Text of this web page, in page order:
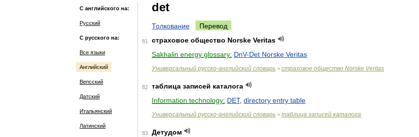
С английского на:
Русский
С русского на:
Все языки
Английский
Вепсский
Датский
Итальянский
Латинский
det
Толкование Перевод
81 страховое общество Norske Veritas
Sakhalin energy glossary: DnV-Det Norske Veritas
Универсальный русско-английский словарь > страховое общество Norske Veritas
82 таблица записей каталога
Information technology: DET, directory entry table
Универсальный русско-английский словарь > таблица записей каталога
83
Детудом